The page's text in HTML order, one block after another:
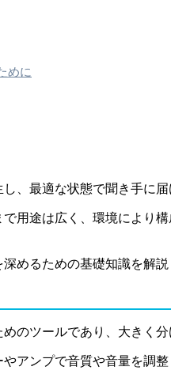
めに
、最適な状態で聞き手に届
用途は広く、環境により
めるための基礎知識を解説
のツールであり、大きく
アンプで音質や音量を調